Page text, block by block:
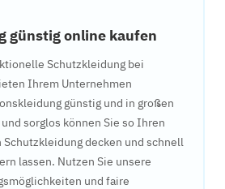
günstig online kaufen
Schutzkleidung bei
Ihrem Unternehmen
günstig und in großen
sorglos können Sie so Ihren
Schutzkleidung decken und schnell
lassen. Nutzen Sie unsere
und faire